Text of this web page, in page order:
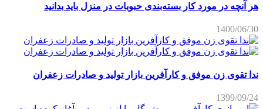
هر آنچه در مورد کار بسته‌بندی حبوبات در منزل باید بدانید
1400/06/30
ندا تقوی زن موفق و کارآفرین بازار تولید و صادرات زعفران
1399/09/24